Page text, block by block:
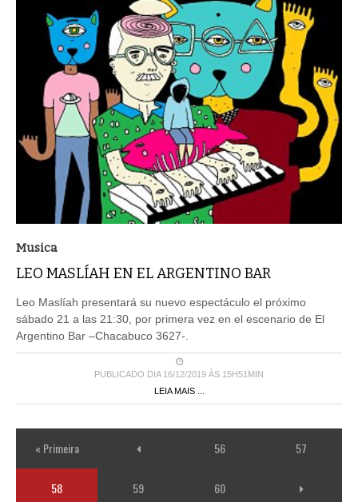
Musica
LEO MASLÍAH EN EL ARGENTINO BAR
Leo Maslíah presentará su nuevo espectáculo el próximo
sábado 21 a las 21:30, por primera vez en el escenario de El
Argentino Bar –Chacabuco 3627-.
PUBLICADO DIA 16/12/2019 ÀS 15H51MIN
LEIA MAIS ...
« Primeira 56 57
58 59 60